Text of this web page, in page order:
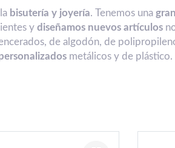
bisutería y joyería. Tenemos una
y diseñamos nuevos artículos
de algodón, de
metálicos y de plástico.